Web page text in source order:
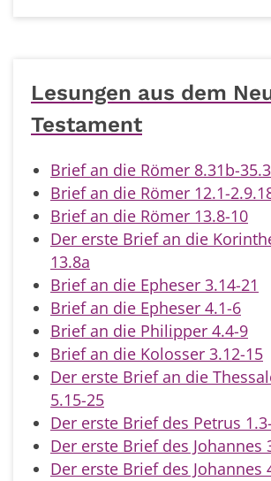
Lesungen aus dem
Testament
Brief an die Römer 8.31b-
Brief an die Römer 12.1-
Brief an die Römer 13.8-10
Der erste Brief an die
13.8a
Brief an die Epheser 3.14-21
Brief an die Epheser 4.1-6
Brief an die Philipper 4.4-9
Brief an die Kolosser 3.12-15
Der erste Brief an die
5.15-25
Der erste Brief des Petrus
Der erste Brief des Johannes
Der erste Brief des Johannes